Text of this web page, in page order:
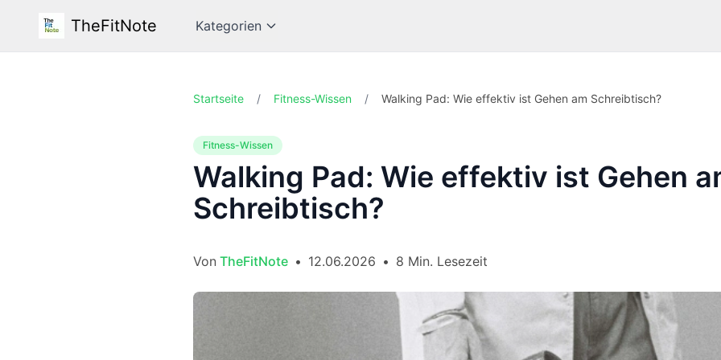
TheFitNote Kategorien
Startseite / Fitness-Wissen / Walking Pad: Wie effektiv ist Gehen am Schreibtisch?
Fitness-Wissen
Walking Pad: Wie effektiv ist Gehen
Schreibtisch?
Von TheFitNote • 12.06.2026 • 8 Min. Lesezeit